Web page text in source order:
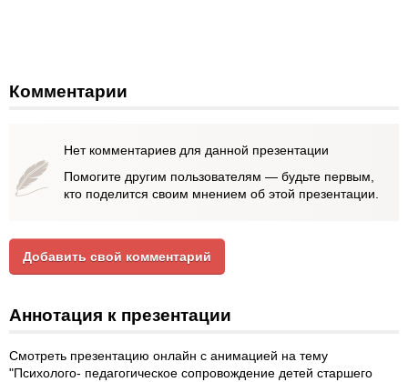
Комментарии
Нет комментариев для данной презентации
Помогите другим пользователям — будьте первым,
кто поделится своим мнением об этой презентации.
Добавить свой комментарий
Аннотация к презентации
Смотреть презентацию онлайн с анимацией на тему
"Психолого- педагогическое сопровождение детей старшего